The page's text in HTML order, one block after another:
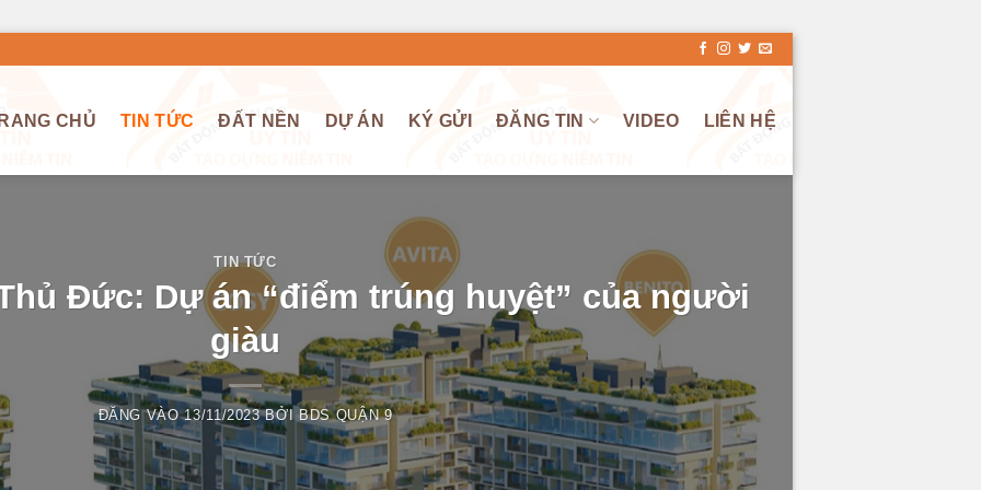
CHỦ TIN TỨC ĐẤT NỀN DỰ ÁN KÝ GỬI ĐĂNG TIN VIDEO LIÊN HỆ
TIN TỨC
Đức: Dự án “điểm trúng huyệt” của người
giàu
ĐĂNG VÀO13/11/2023 BỞIBDS QUẬN 9